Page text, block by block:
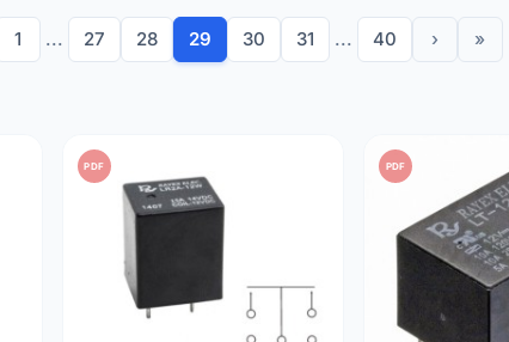
1 ... 27 28 29 30 31 ... 40 › »
PDF PDF